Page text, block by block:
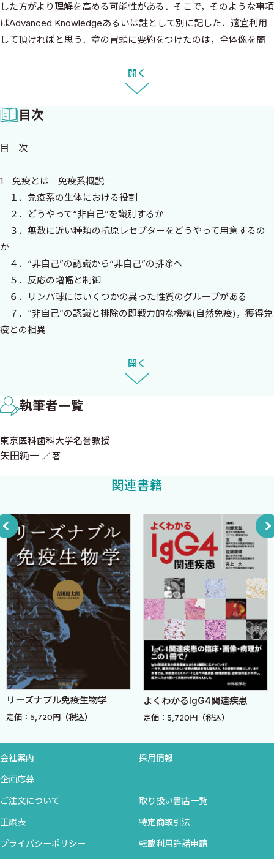
した方がより理解を高める可能性がある．そこで，そのような事項
はAdvanced Knowledgeあるいは註として別に記した．適宜利用
して頂ければと思う．章の冒頭に要約をつけたのは，全体像を簡
いかと考えたからであり，本文を読んだ後，試験などに備えて要点
を確認することにも役立つと考えたからである．免疫学では次々
と興味ある知見が重ねられている．それに対応するには，ある程
度短期間での全面的な見直しが必要と考え，約2年ごとの改訂をさ
える御理解と，多くの方々に愛読頂いていることの賜と感謝して
本書も多くの方にお役に立てればと願っている．
2018年10月
著者
初版の序
あえて本書を世に送ろうと意図した理由にはいくつかある．とか
く難解であるといわれるので，なんとか内容を噛みくだいて読む人
がアプローチしやすいようにしたいということがひとつである．
出てくることにあると思われるので，なるべく簡単な用語の説明を
そえながら記載することとした．また免疫学に固有な概念につい
べく多くの模式図や表を載せて理解を助けるようにした．
いたという点である．臨床の場では免疫学を応用した検査や治療
が数多く行われているし，疾患の病態の理解に免疫学の知識が要
求されることも多い．基礎的な事項であっても，それが臨床にどう
結びついていくのかということに常に留意した，しかし一方で
は，なるべく最新の免疫学の知見も盛り込むよう心がけた．
各章の冒頭に要約をかかげる試みも行った，重要なポイントを
まとめてある，本文を読んだ後に知識を整理するのに役立つであ
ろうし，時間のない方は，この部分だけ読み本文中の図表だけを
参照することでも，ある程度の知識が得られるであろう，学生諸君
には試験直前の追い込みに有用と思う，
なお，本書は単行本として上梓すべく，まず雑誌「臨床医」に
1987年11月号より1989年12月号まで連載し，その後の新しい知見を
加え，また読者の便宜のために「序説」や「要点」の項を追加し
ているかという動機に導かれて基礎医学を学ぶこともまた重要で
ある，免疫学のこのような基礎と臨床との橋渡しに本書が役立て
ばと願っている，
1989年8月
開く
目次
目 次
1 免疫とは―免疫系概説―
１．免疫系の生体における役割
２．どうやって“非自己”を識別するか
３．無数に近い種類の抗原レセプターをどうやって用意するの
か
４．“非自己”の認識から“非自己”の排除へ
５．反応の増幅と制御
６．リンパ球にはいくつかの異った性質のグループがある
７．“非自己”の認識と排除の即戦力的な機構(自然免疫)，獲得免
疫との相異
10．“非自己”の排除には“自己”の犠牲も伴う―アレルギーとの関
係
11．免疫と臨床
2 抗体についての基礎知識
■要 点
１．抗体とはどのようなものか
３．抗体の分子構造
４．免疫グロブリン
註1 : Fcレセプターの種類
５．免疫グロブリン各クラスの特性
６．血清免疫グロブリン値と疾患
Advanced Knowledge
1. 抗原と抗体との特異的結合
2. FcRnの役割
3 抗体のもたらす反応とそれを利用した検査
■要 点
１．凝集反応
２．赤血球凝集反応
４．受身凝集反応
５．沈降反応
６．ゲル内沈降反応
９．細胞傷害試験
10．免疫粘着反応
開く
執筆者一覧
東京医科歯科大学名誉教授
矢田純一 著
関連書籍
リーズナブル免疫生物学
定価：5,720円（税込）
よくわかるIgG4関連疾患
定価：5,720円（税込）
会社案内 採用情報
企画応募
ご注文について 取り扱い書店一覧
正誤表 特定商取引法
プライバシーポリシー 転載利用許諾申請